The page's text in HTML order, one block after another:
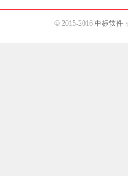
© 2015-2016 中标软件